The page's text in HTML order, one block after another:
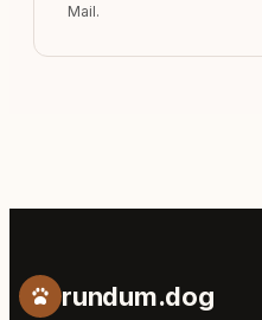
Mail.
rundum.dog